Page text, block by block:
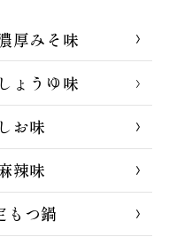
厚みそ味
ょうゆ味
お味
辣味
もつ鍋